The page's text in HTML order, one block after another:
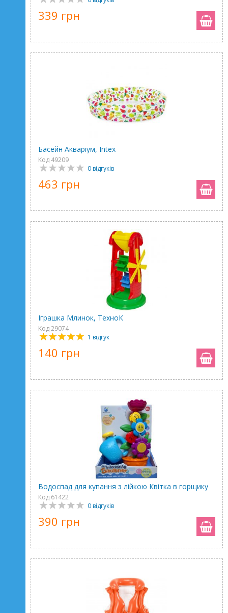
339 грн
Басейн Акваріум, Intex
Код 49209
0 відгуків
463 грн
Іграшка Млинок, ТехноК
Код 29074
1 відгук
140 грн
Водоспад для купання з лійкою Квітка в горщику
Код 61422
0 відгуків
390 грн